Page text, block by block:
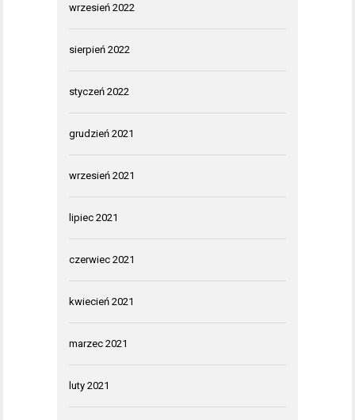
wrzesień 2022
sierpień 2022
styczeń 2022
grudzień 2021
wrzesień 2021
lipiec 2021
czerwiec 2021
kwiecień 2021
marzec 2021
luty 2021